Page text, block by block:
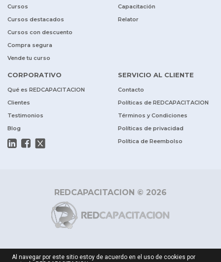
Cursos
Cursos destacados
Cursos con descuento
Compra segura
Vende tu curso
Capacitación
Relator
CORPORATIVO
Qué es REDCAPACITACION
Clientes
Testimonios
Blog
SERVICIO AL CLIENTE
Contacto
Políticas de REDCAPACITACION
Términos y Condiciones
Políticas de privacidad
Política de Reembolso
REDCAPACITACION © 2026
Al navegar por este sitio estoy de acuerdo en el uso de cookies por